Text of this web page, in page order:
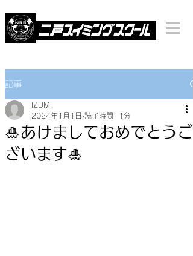
記事
🎍あけましておめでとうご
ざいます🎍
IZUMI
2024年1月1日 読了時間: 1分